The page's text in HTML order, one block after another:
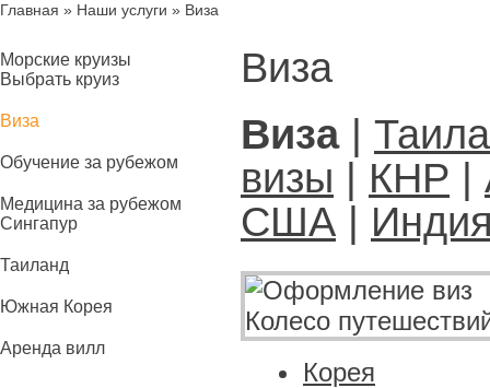
Главная » Наши услуги » Виза
Морские круизы
Выбрать круиз
Виза
Обучение за рубежом
Медицина за рубежом
Сингапур
Таиланд
Южная Корея
Аренда вилл
Виза
Виза|
визы
КНР
США
Корея